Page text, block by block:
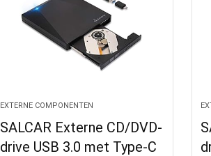
EXTERNE COMPONENTEN
SALCAR Externe CD/DVD-
drive USB 3.0 met Type-C